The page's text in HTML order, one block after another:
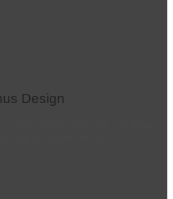
Design